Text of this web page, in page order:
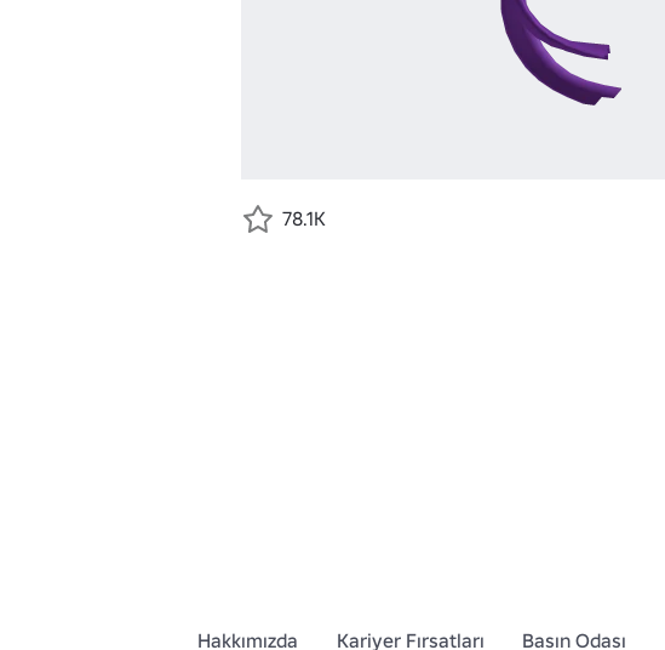
78.1K
Hakkımızda Kariyer Fırsatları Basın Odası